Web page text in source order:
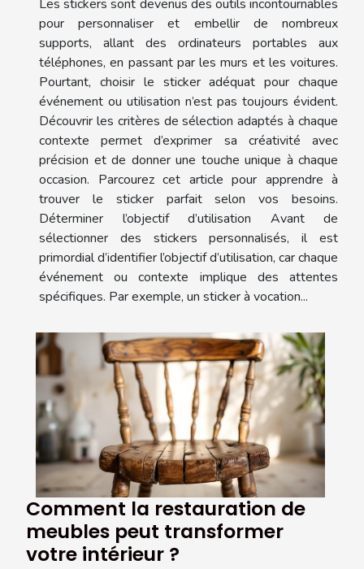
Les stickers sont devenus des outils incontournables
pour personnaliser et embellir de nombreux
supports, allant des ordinateurs portables aux
téléphones, en passant par les murs et les voitures.
Pourtant, choisir le sticker adéquat pour chaque
événement ou utilisation n’est pas toujours évident.
Découvrir les critères de sélection adaptés à chaque
contexte permet d’exprimer sa créativité avec
précision et de donner une touche unique à chaque
occasion. Parcourez cet article pour apprendre à
trouver le sticker parfait selon vos besoins.
Déterminer l’objectif d’utilisation Avant de
sélectionner des stickers personnalisés, il est
primordial d’identifier l’objectif d’utilisation, car chaque
événement ou contexte implique des attentes
spécifiques. Par exemple, un sticker à vocation...
Comment la restauration de
meubles peut transformer
votre intérieur ?